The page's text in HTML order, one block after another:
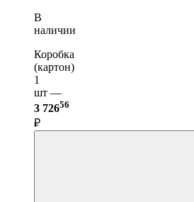
В
наличии
Коробка
(картон)
1
шт —
3 72656
₽